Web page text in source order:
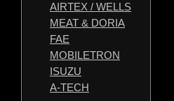
AIRTEX / WELLS
MEAT & DORIA
FAE
MOBILETRON
ISUZU
A-TECH